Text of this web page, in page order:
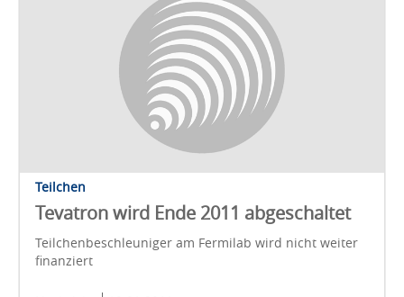
Teilchen
Tevatron wird Ende 2011 abgeschaltet
Teilchenbeschleuniger am Fermilab wird nicht weiter
finanziert